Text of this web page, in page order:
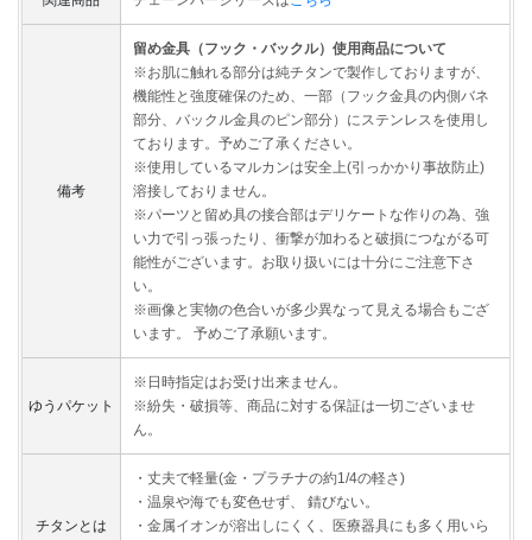
備考
留め金具（フック・バックル）使用商品について
※お肌に触れる部分は純チタンで製作しておりますが、
機能性と強度確保のため、一部（フック金具の内側バネ
部分、バックル金具のピン部分）にステンレスを使用し
ております。予めご了承ください。
※使用しているマルカンは安全上(引っかかり事故防止)
溶接しておりません。
※パーツと留め具の接合部はデリケートな作りの為、強
い力で引っ張ったり、衝撃が加わると破損につながる可
能性がございます。お取り扱いには十分にご注意下さ
い。
※画像と実物の色合いが多少異なって見える場合もござ
います。 予めご了承願います。
ゆうパケット
※日時指定はお受け出来ません。
※紛失・破損等、商品に対する保証は一切ございませ
ん。
チタンとは
・丈夫で軽量(金・プラチナの約1/4の軽さ)
・温泉や海でも変色せず、 錆びない。
・金属イオンが溶出しにくく、医療器具にも多く用いら